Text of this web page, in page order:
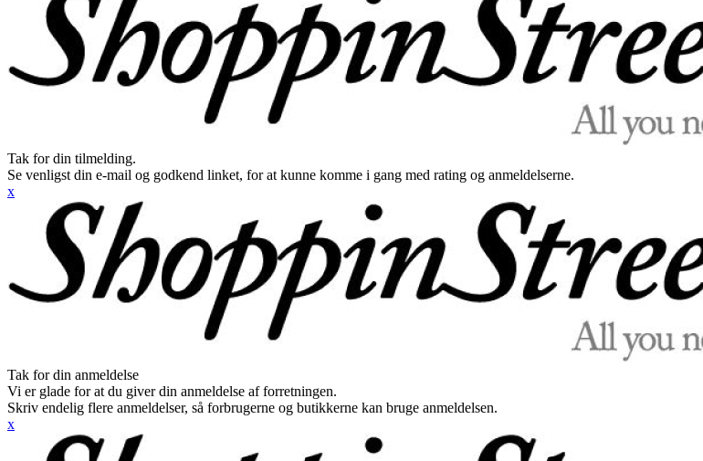
Tak for din tilmelding.
Se venligst din e-mail og godkend linket, for at kunne komme i gang med rating og anmeldelserne.
x
Tak for din anmeldelse
Vi er glade for at du giver din anmeldelse af forretningen.
Skriv endelig flere anmeldelser, så forbrugerne og butikkerne kan bruge anmeldelsen.
x